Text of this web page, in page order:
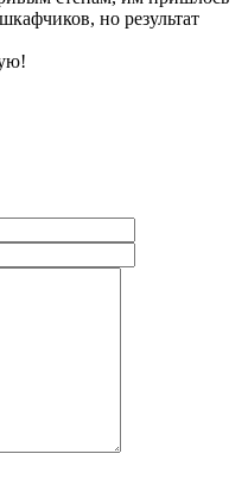
но результат